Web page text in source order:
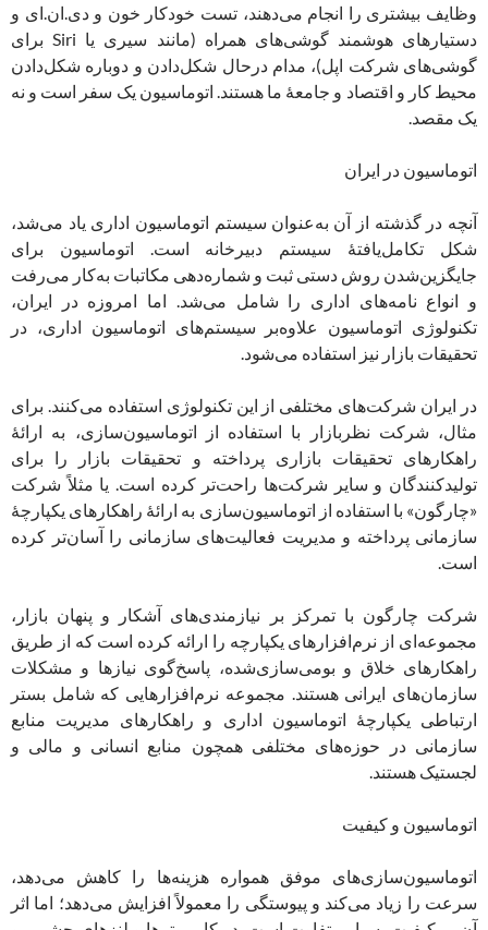
وظایف بیشتری را انجام می‌دهند، تست خودکار خون و دی.ان.ای و
دستیارهای هوشمند گوشی‌های همراه (مانند سیری یا Siri برای
گوشی‌های شرکت اپل)، مدام درحال شکل‌دادن و دوباره شکل‌دادن
محیط کار و اقتصاد و جامعۀ ما هستند. اتوماسیون یک سفر است و نه
یک مقصد.
اتوماسیون در ایران
آنچه در گذشته از آن به‌عنوان سیستم اتوماسیون اداری یاد می‌شد،
شکل تکامل‌یافتۀ سیستم دبیرخانه است. اتوماسیون برای
جایگزین‌شدن روش دستی ثبت و شماره‌دهی مکاتبات به‌کار می‌رفت
و انواع نامه‌های اداری را شامل می‌شد. اما امروزه در ایران،
تکنولوژی اتوماسیون علاوه‌بر سیستم‌های اتوماسیون اداری، در
تحقیقات بازار نیز استفاده می‌شود.
در ایران شرکت‌های مختلفی از این تکنولوژی استفاده می‌کنند. برای
مثال، شرکت نظربازار با استفاده از اتوماسیون‌سازی، به ارائۀ
راهکارهای تحقیقات بازاری پرداخته و تحقیقات بازار را برای
تولیدکنندگان و سایر شرکت‌ها راحت‌تر کرده است. یا مثلاً شرکت
«چارگون» با استفاده از اتوماسیون‌سازی به ارائۀ راهکارهای یکپارچۀ
سازمانی پرداخته و مدیریت فعالیت‌های سازمانی را آسان‌تر کرده
است.
شرکت چارگون با تمرکز بر نیازمندی‌های آشکار و پنهان بازار،
مجموعه‌ای از نرم‌افزارهای یکپارچه را ارائه کرده است که از طریق
راهکارهای خلاق و بومی‌سازی‌شده، پاسخ‌گوی نیازها و مشکلات
سازمان‌های ایرانی هستند. مجموعه نرم‌افزارهایی که شامل بستر
ارتباطی یکپارچۀ اتوماسیون اداری و راهکارهای مدیریت منابع
سازمانی در حوزه‌های مختلفی همچون منابع انسانی و مالی و
لجستیک هستند.
اتوماسیون و کیفیت
اتوماسیون‌سازی‌های موفق همواره هزینه‌ها را کاهش می‌دهد،
سرعت را زیاد می‌کند و پیوستگی را معمولاً افزایش می‌دهد؛ اما اثر